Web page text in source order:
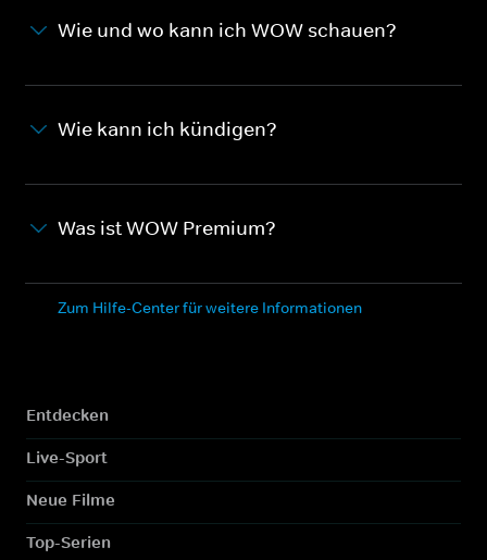
Wie und wo kann ich WOW schauen?
Wie kann ich kündigen?
Was ist WOW Premium?
Zum Hilfe-Center für weitere Informationen
Entdecken
Live-Sport
Neue Filme
Top-Serien